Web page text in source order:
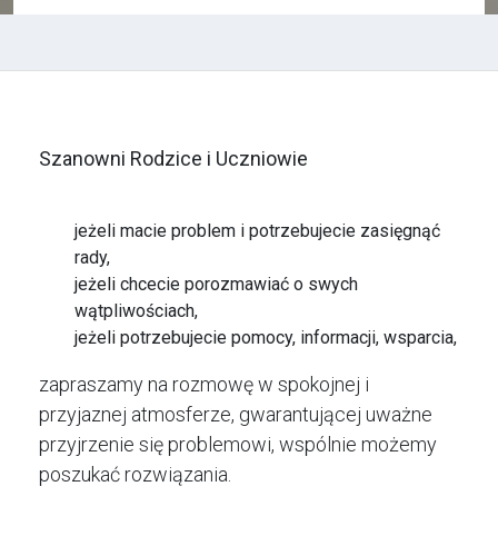
Szanowni Rodzice i Uczniowie
jeżeli macie problem i potrzebujecie zasięgnąć
rady,
jeżeli chcecie porozmawiać o swych
wątpliwościach,
jeżeli potrzebujecie pomocy, informacji, wsparcia,
zapraszamy na rozmowę w spokojnej i
przyjaznej atmosferze, gwarantującej uważne
przyjrzenie się problemowi, wspólnie możemy
poszukać rozwiązania.